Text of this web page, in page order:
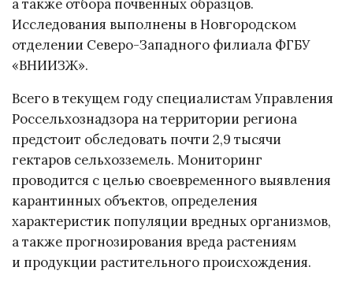
а также отбора почвенных образцов.
Исследования выполнены в Новгородском
отделении Северо-Западного филиала ФГБУ
«ВНИИЗЖ».
Всего в текущем году специалистам Управления
Россельхознадзора на территории региона
предстоит обследовать почти 2,9 тысячи
гектаров сельхозземель. Мониторинг
проводится с целью своевременного выявления
карантинных объектов, определения
характеристик популяции вредных организмов,
а также прогнозирования вреда растениям
и продукции растительного происхождения.